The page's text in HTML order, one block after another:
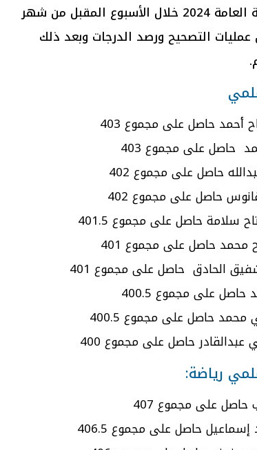
من المقرر أن تظهر نتيجة الثانوية العامة 2024 خلال الأسبوع المقبل من شهر
التصحيح ورصد الدرجات وبعد ذلك
أحمد حاصل على مجموع 403
حاصل على مجموع 403
حاصل على مجموع 402
حاصل على مجموع 402
سلامة حاصل على مجموع 401.5
محمد حاصل على مجموع 401
الحادق حاصل على مجموع 401
على مجموع 400.5
حاصل على مجموع 400.5
حاصل على مجموع 400
على مجموع 407
حاصل على مجموع 406.5